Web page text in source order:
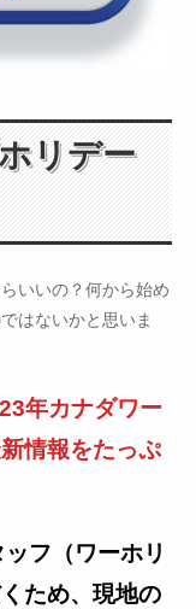
リデー
いいの？何から始め
はないかと思いま
年カナダワー
情報をたっぷ
フ（ワーホリ
ため、現地の